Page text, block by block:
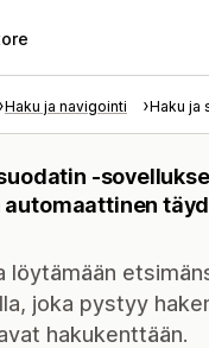
Haku ja navigointi Haku ja
-
automaattinen
löytämään
joka pystyy
hakukenttään.